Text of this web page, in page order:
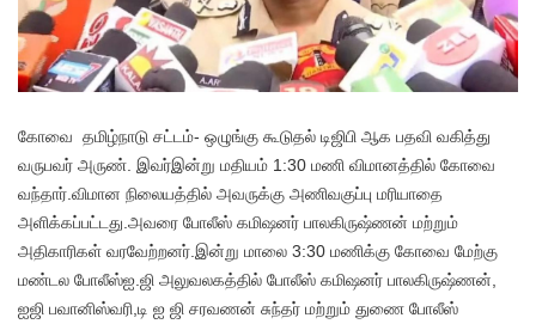
கோவை தமிழ்நாடு சட்டம்- ஒழுங்கு கூடுதல் டிஜிபி ஆக பதவி வகித்து
வருபவர் அருண். இவர்இன்று மதியம் 1:30 மணி விமானத்தில் கோவை
வந்தார்.விமான நிலையத்தில் அவருக்கு அணிவகுப்பு மரியாதை
அளிக்கப்பட்டது.அவரை போலீஸ் கமிஷனர் பாலகிருஷ்ணன் மற்றும்
அதிகாரிகள் வரவேற்றனர்.இன்று மாலை 3:30 மணிக்கு கோவை மேற்கு
மண்டல போலீஸ்ஐ.ஜி அலுவலகத்தில் போலீஸ் கமிஷனர் பாலகிருஷ்ணன்,
ஐஜி பவானிஸ்வரி,டி ஐ ஜி சரவணன் சுந்தர் மற்றும் துணை போலீஸ்